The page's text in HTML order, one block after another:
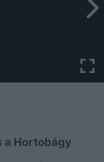
a Hortobágy